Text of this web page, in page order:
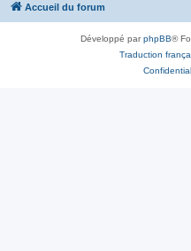
Accueil du forum
Développé parphpBB®
Traduction